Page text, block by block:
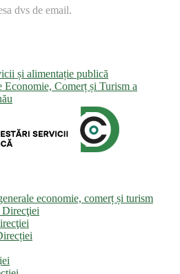
dvs de email.
și alimentație publică
Comerț și Turism a
economie, comerț și turism
Direcţiei